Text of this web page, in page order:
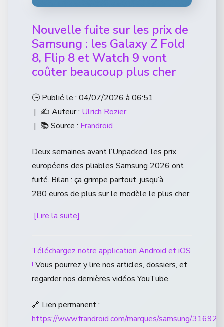
Nouvelle fuite sur les prix de
Samsung : les Galaxy Z Fold
8, Flip 8 et Watch 9 vont
coûter beaucoup plus cher
🕒 Publié le : 04/07/2026 à 06:51
| ✍️ Auteur : Ulrich Rozier
| 📚 Source : Frandroid
Deux semaines avant l’Unpacked, les prix
européens des pliables Samsung 2026 ont
fuité. Bilan : ça grimpe partout, jusqu’à
280 euros de plus sur le modèle le plus cher.
[Lire la suite]
Téléchargez notre application Android et iOS
! Vous pourrez y lire nos articles, dossiers, et
regarder nos dernières vidéos YouTube.
🔗 Lien permanent :
https://www.frandroid.com/marques/samsung/